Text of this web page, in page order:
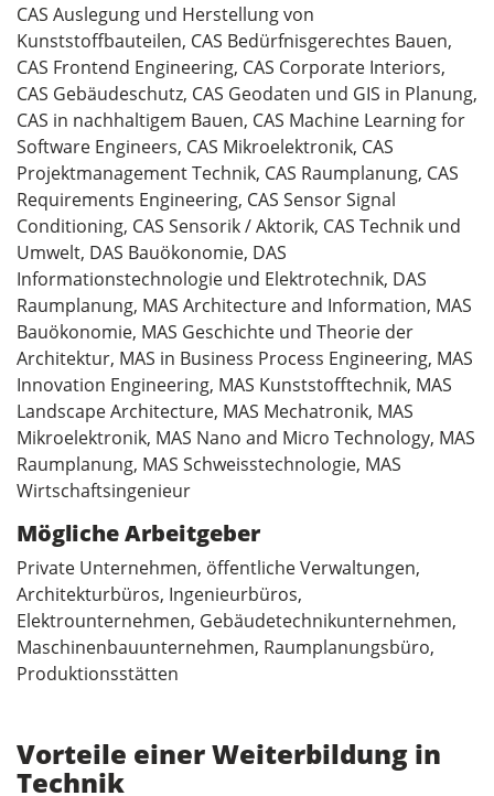
CAS Auslegung und Herstellung von
Kunststoffbauteilen, CAS Bedürfnisgerechtes Bauen,
CAS Frontend Engineering, CAS Corporate Interiors,
CAS Gebäudeschutz, CAS Geodaten und GIS in Planung,
CAS in nachhaltigem Bauen, CAS Machine Learning for
Software Engineers, CAS Mikroelektronik, CAS
Projektmanagement Technik, CAS Raumplanung, CAS
Requirements Engineering, CAS Sensor Signal
Conditioning, CAS Sensorik / Aktorik, CAS Technik und
Umwelt, DAS Bauökonomie, DAS
Informationstechnologie und Elektrotechnik, DAS
Raumplanung, MAS Architecture and Information, MAS
Bauökonomie, MAS Geschichte und Theorie der
Architektur, MAS in Business Process Engineering, MAS
Innovation Engineering, MAS Kunststofftechnik, MAS
Landscape Architecture, MAS Mechatronik, MAS
Mikroelektronik, MAS Nano and Micro Technology, MAS
Raumplanung, MAS Schweisstechnologie, MAS
Wirtschaftsingenieur
Mögliche Arbeitgeber
Private Unternehmen, öffentliche Verwaltungen,
Architekturbüros, Ingenieurbüros,
Elektrounternehmen, Gebäudetechnikunternehmen,
Maschinenbauunternehmen, Raumplanungsbüro,
Produktionsstätten
Vorteile einer Weiterbildung in
Technik